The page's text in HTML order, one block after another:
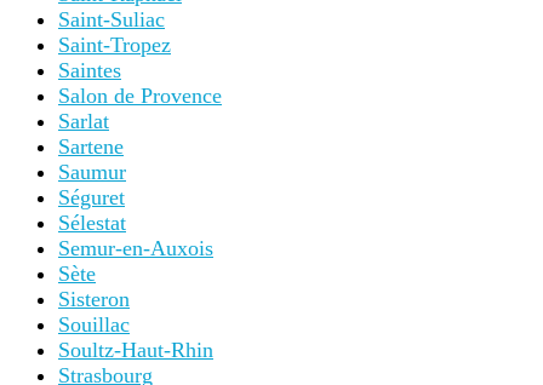
Saint-Suliac
Saint-Tropez
Saintes
Salon de Provence
Sarlat
Sartene
Saumur
Séguret
Sélestat
Semur-en-Auxois
Sète
Sisteron
Souillac
Soultz-Haut-Rhin
Strasbourg